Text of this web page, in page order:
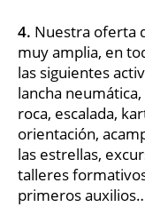
4. Nuestra oferta
muy amplia, en
las siguientes
lancha
roca, escalada,
orientación,
las estrellas,
talleres
primeros